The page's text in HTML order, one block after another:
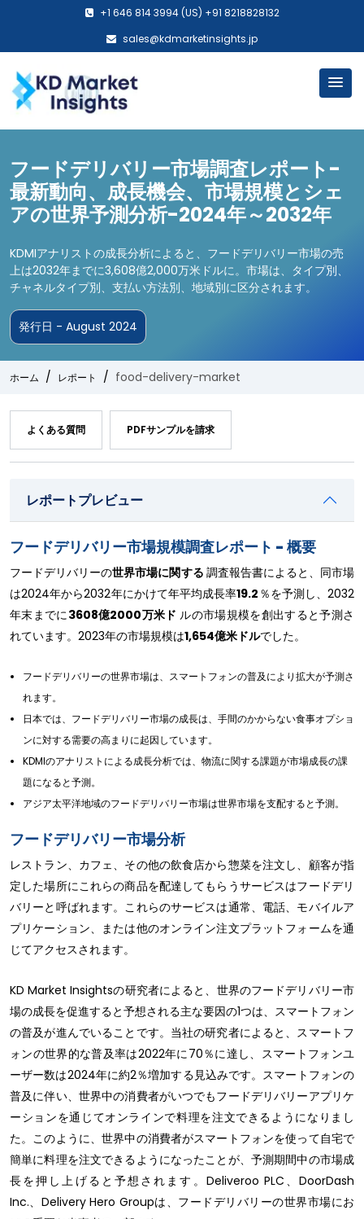
+1 646 814 3994 (US) +91 8218828132
sales@kdmarketinsights.jp
フードデリバリー市場調査レポート-
最新動向、成長機会、市場規模とシェ
アの世界予測分析-2024年～2032年
KDMIアナリストの成長分析によると、フードデリバリー市場の売
上は2032年までに3,608億2,000万米ドルに。市場は、タイプ別、
チャネルタイプ別、支払い方法別、地域別に区分されます。
発行日 - August 2024
ホーム レポート food-delivery-market
よくある質問 PDFサンプルを請求
レポートプレビュー
フードデリバリー市場規模調査レポート - 概要
フードデリバリーの世界市場に関する 調査報告書によると、同市場
は2024年から2032年にかけて年平均成長率19.2 ％を予測し、2032
年末までに3608億2000万米ドルの市場規模を創出すると予測さ
れています。2023年の市場規模は1,654億米ドルでした。
フードデリバリーの世界市場は、スマートフォンの普及により拡大が予測さ
れます。
日本では、フードデリバリー市場の成長は、手間のかからない食事オプショ
ンに対する需要の高まりに起因しています。
KDMIのアナリストによる成長分析では、物流に関する課題が市場成長の課
題になると予測。
アジア太平洋地域のフードデリバリー市場は世界市場を支配すると予測。
フードデリバリー市場分析
レストラン、カフェ、その他の飲食店から惣菜を注文し、顧客が指
定した場所にこれらの商品を配達してもらうサービスはフードデリ
バリーと呼ばれます。これらのサービスは通常、電話、モバイルア
プリケーション、または他のオンライン注文プラットフォームを通
じてアクセスされます。
KD Market Insightsの研究者によると、世界のフードデリバリー市
場の成長を促進すると予想される主な要因の1つは、スマートフォン
の普及が進んでいることです。当社の研究者によると、スマートフ
ォンの世界的な普及率は2022年に70％に達し、スマートフォンユ
ーザー数は2024年に約2％増加する見込みです。スマートフォンの
普及に伴い、世界中の消費者がいつでもフードデリバリーアプリケ
ーションを通じてオンラインで料理を注文できるようになりまし
た。このように、世界中の消費者がスマートフォンを使って自宅で
簡単に料理を注文できるようになったことが、予測期間中の市場成
長を押し上げると予想されます。Deliveroo PLC、DoorDash
Inc.、Delivery Hero Groupは、フードデリバリーの世界市場にお